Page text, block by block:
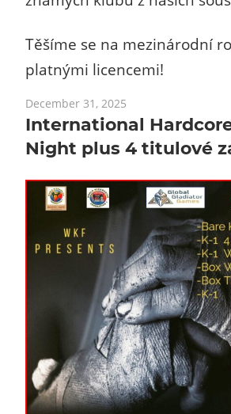
Těšíme se na mezinárodní
platnými licencemi!
December 31, 2025
International
Night plus 4 titulové